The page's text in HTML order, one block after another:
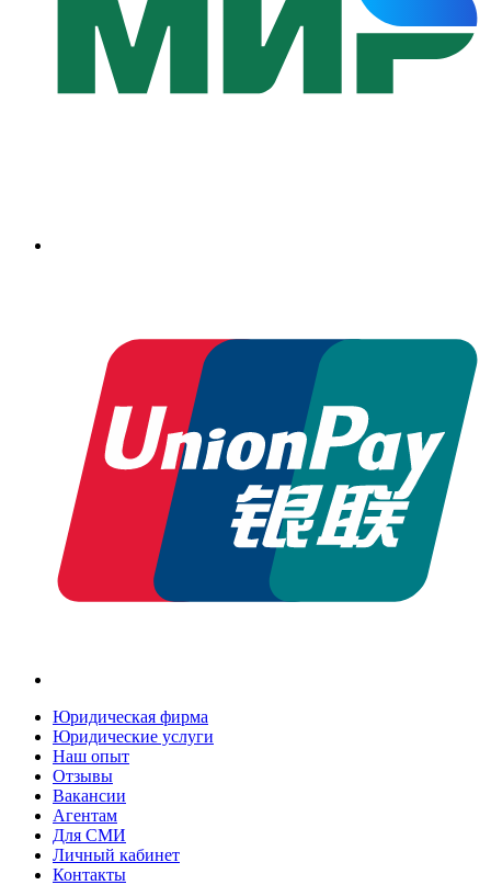
Юридическая фирма
Юридические услуги
Наш опыт
Отзывы
Вакансии
Агентам
Для СМИ
Личный кабинет
Контакты